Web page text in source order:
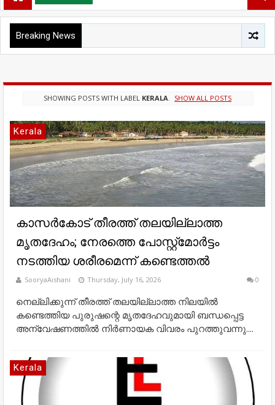
Breaking News
SHOWING POSTS WITH LABEL KERALA SHOW ALL POSTS
Kerala
കാസർകോട് തീരത്ത് തലയില്ലാത്ത
മൃതദേഹം; നേരത്തെ പോസ്റ്റ്‌മോർട്ടം
നടത്തിയ ശരീരമെന്ന് കണ്ടെത്തൽ
SooryaAishani Thursday, July 16, 2026 0
നെല്ലിക്കുന്ന് തീരത്ത് തലയില്ലാത്ത നിലയിൽ
കണ്ടെത്തിയ പുരുഷന്റെ മൃതദേഹവുമായി ബന്ധപ്പെട്ട
അന്വേഷണത്തിൽ നിർണായക വിവരം പുറത്തുവന്നു....
Kerala